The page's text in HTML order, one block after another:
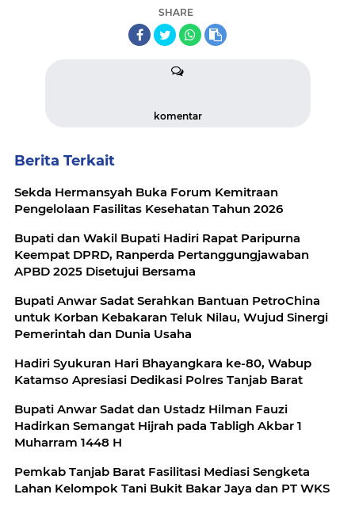
SHARE
komentar
Berita Terkait
Sekda Hermansyah Buka Forum Kemitraan
Bupati dan Wakil Bupati Hadiri Rapat Paripurna
Keempat DPRD, Ranperda Pertanggungjawaban
APBD 2025 Disetujui Bersama
Bupati Anwar Sadat Serahkan Bantuan PetroChina
untuk Korban Kebakaran Teluk Nilau, Wujud Sinergi
Pemerintah dan Dunia Usaha
Hadiri Syukuran Hari Bhayangkara ke-80, Wabup
Katamso Apresiasi Dedikasi Polres Tanjab Barat
Bupati Anwar Sadat dan Ustadz Hilman Fauzi
Hadirkan Semangat Hijrah pada Tabligh Akbar 1
Muharram 1448 H
Pemkab Tanjab Barat Fasilitasi Mediasi Sengketa
Lahan Kelompok Tani Bukit Bakar Jaya dan PT WKS